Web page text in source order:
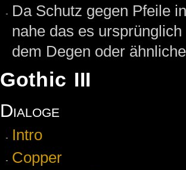
Da Schutz gegen Pfeile
nahe das es
dem Degen oder
Gothic III
Dialoge
Intro
Copper